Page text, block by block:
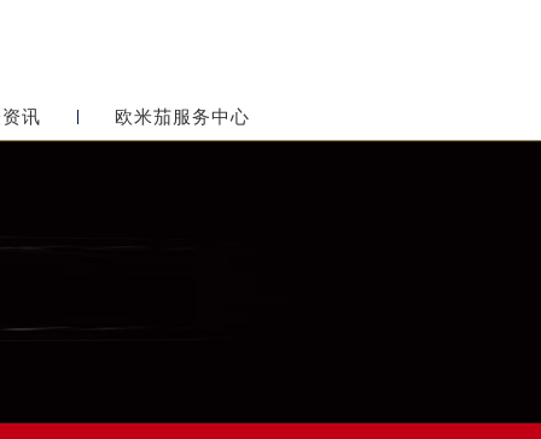
讯 欧米茄服务中心